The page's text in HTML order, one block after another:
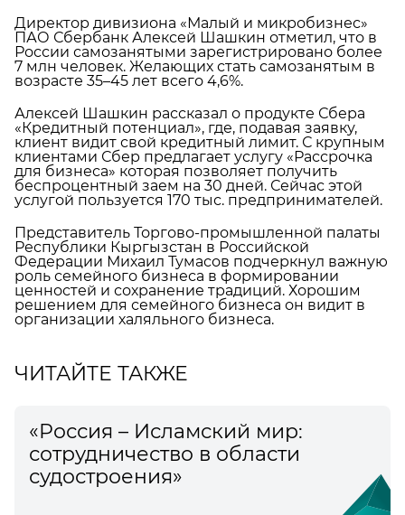
Директор дивизиона «Малый и микробизнес»
ПАО Сбербанк Алексей Шашкин отметил, что в
России самозанятыми зарегистрировано более
7 млн человек. Желающих стать самозанятым в
возрасте 35–45 лет всего 4,6%.
Алексей Шашкин рассказал о продукте Сбера
«Кредитный потенциал», где, подавая заявку,
клиент видит свой кредитный лимит. С крупным
клиентами Сбер предлагает услугу «Рассрочка
для бизнеса» которая позволяет получить
беспроцентный заем на 30 дней. Сейчас этой
услугой пользуется 170 тыс. предпринимателей.
Представитель Торгово-промышленной палаты
Республики Кыргызстан в Российской
Федерации Михаил Тумасов подчеркнул важную
роль семейного бизнеса в формировании
ценностей и сохранение традиций. Хорошим
решением для семейного бизнеса он видит в
организации халяльного бизнеса.
ЧИТАЙТЕ ТАКЖЕ
«Россия – Исламский мир:
сотрудничество в области
судостроения»